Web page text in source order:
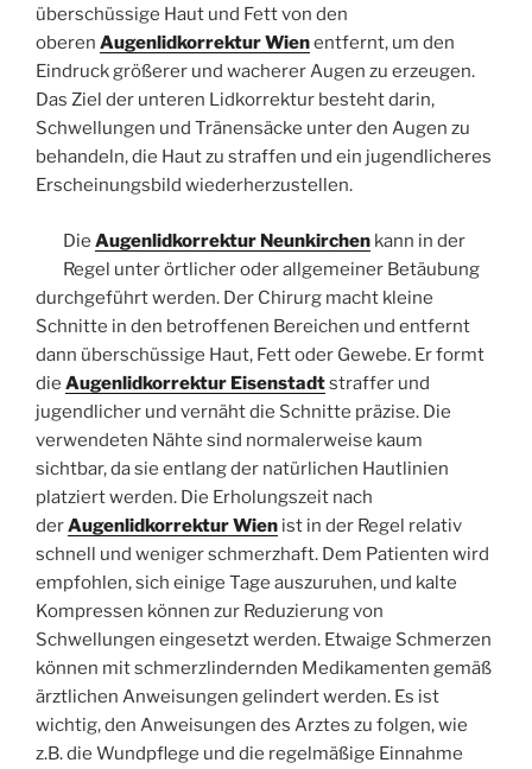
überschüssige Haut und Fett von den
oberen Augenlidkorrektur Wienentfernt, um den
Eindruck größerer und wacherer Augen zu erzeugen.
Das Ziel der unteren Lidkorrektur besteht darin,
Schwellungen und Tränensäcke unter den Augen zu
behandeln, die Haut zu straffen und ein jugendlicheres
Erscheinungsbild wiederherzustellen.
Die Augenlidkorrektur Neunkirchenkann in der
Regel unter örtlicher oder allgemeiner Betäubung
durchgeführt werden. Der Chirurg macht kleine
Schnitte in den betroffenen Bereichen und entfernt
dann überschüssige Haut, Fett oder Gewebe. Er formt
die Augenlidkorrektur Eisenstadtstraffer und
jugendlicher und vernäht die Schnitte präzise. Die
verwendeten Nähte sind normalerweise kaum
sichtbar, da sie entlang der natürlichen Hautlinien
platziert werden. Die Erholungszeit nach
derAugenlidkorrektur Wien ist in der Regel relativ
schnell und weniger schmerzhaft. Dem Patienten wird
empfohlen, sich einige Tage auszuruhen, und kalte
Kompressen können zur Reduzierung von
Schwellungen eingesetzt werden. Etwaige Schmerzen
können mit schmerzlindernden Medikamenten gemäß
ärztlichen Anweisungen gelindert werden. Es ist
wichtig, den Anweisungen des Arztes zu folgen, wie
z.B. die Wundpflege und die regelmäßige Einnahme